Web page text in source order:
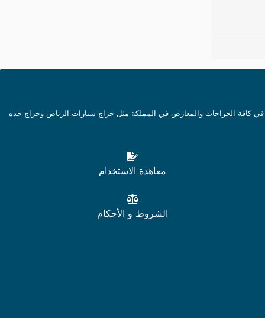
كافة الحراجات والمعارض في المملكة مثل حراج سيارات الرياض وحراج جده
معاهدة الاستخدام
الشروط و الأحكام